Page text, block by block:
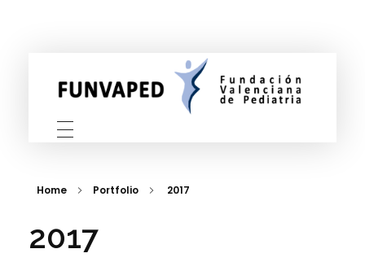
FUNVAPED
Fundación Valenciana de Pediatria
Home Portfolio 2017
2017